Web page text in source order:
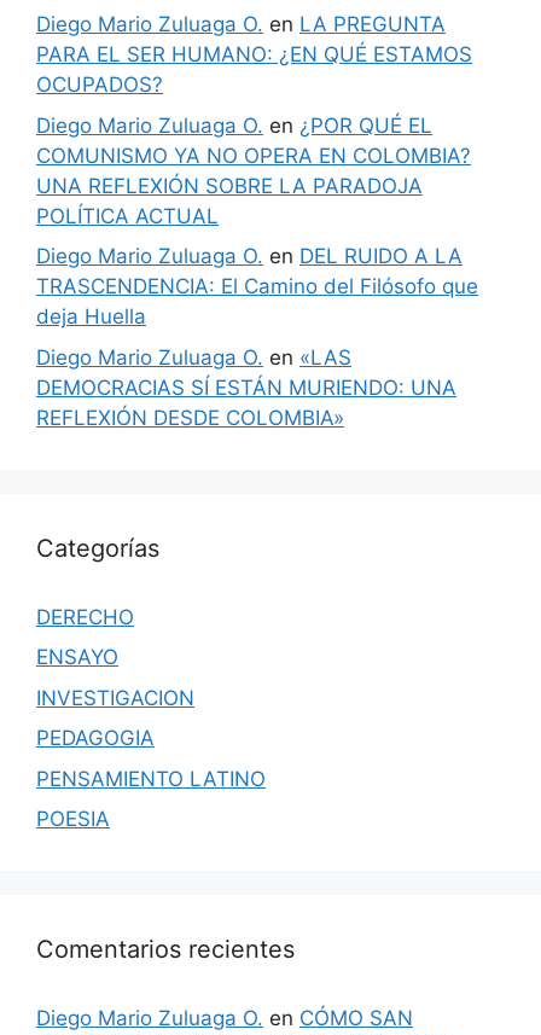
Diego Mario Zuluaga O. en LA PREGUNTA
PARA EL SER HUMANO: ¿EN QUÉ ESTAMOS
OCUPADOS?
Diego Mario Zuluaga O. en ¿POR QUÉ EL
COMUNISMO YA NO OPERA EN COLOMBIA?
UNA REFLEXIÓN SOBRE LA PARADOJA
POLÍTICA ACTUAL
Diego Mario Zuluaga O. en DEL RUIDO A LA
TRASCENDENCIA: El Camino del Filósofo que
deja Huella
Diego Mario Zuluaga O. en «LAS
DEMOCRACIAS SÍ ESTÁN MURIENDO: UNA
REFLEXIÓN DESDE COLOMBIA»
Categorías
DERECHO
ENSAYO
INVESTIGACION
PEDAGOGIA
PENSAMIENTO LATINO
POESIA
Comentarios recientes
Diego Mario Zuluaga O. en CÓMO SAN